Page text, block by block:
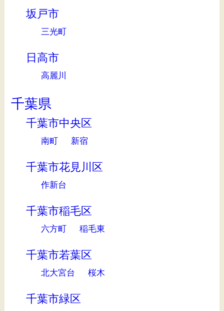
坂戸市
三光町
日高市
高麗川
千葉県
千葉市中央区
南町 新宿
千葉市花見川区
作新台
千葉市稲毛区
六方町 稲毛東
千葉市若葉区
北大宮台 桜木
千葉市緑区